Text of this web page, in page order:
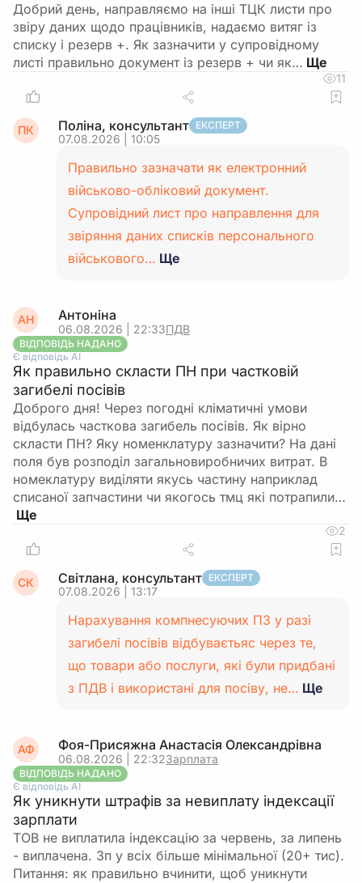
Добрий день, направляємо на інші ТЦК листи про
звіру даних щодо працівників, надаємо витяг із
списку і резерв +. Як зазначити у супровідному
листі правильно документ із резерв + чи як…
11
ПК Поліна, консультант ЕКСПЕРТ
07.08.2026 | 10:05
Правильно зазначати як електронний
військово-обліковий документ.
Супровідний лист про направлення для
звіряння даних списків персонального
військового… Ще
АН Антоніна
06.08.2026 | 22:33ПДВ
ВІДПОВІДЬ НАДАНО
Є відповідь АІ
Як правильно скласти ПН при частковій
загибелі посівів
Доброго дня! Через погодні кліматичні умови
відбулась часткова загибель посівів. Як вірно
скласти ПН? Яку номенклатуру зазначити? На дані
поля був розподіл загальновиробничих витрат. В
номеклатуру виділяти якусь частину наприклад
списаної запчастини чи якогось тмц які потрапили…
2
СК Світлана, консультант ЕКСПЕРТ
07.08.2026 | 13:17
Нарахування компнесуючих ПЗ у разі
загибелі посівів відбуваєтьяс через те,
що товари або послуги, які були придбані
з ПДВ і використані для посіву, не… Ще
АФ Фоя-Присяжна Анастасія Олександрівна
06.08.2026 | 22:32Зарплата
ВІДПОВІДЬ НАДАНО
Є відповідь АІ
Як уникнути штрафів за невиплату індексації
зарплати
ТОВ не виплатила індексацію за червень, за липень
- виплачена. Зп у всіх більше мінімальної (20+ тис).
Питання: як правильно вчинити, щоб уникнути